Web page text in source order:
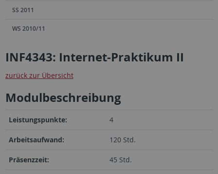
SS 2011
WS 2010/11
INF4343: Internet-Praktikum II
zurück zur Übersicht
Modulbeschreibung
Leistungspunkte: 4
Arbeitsaufwand: 120 Std.
Präsenzzeit: 45 Std.